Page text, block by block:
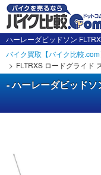
ハーレーダビッドソン
バイク買取【バイク比較.com
FLTRXS ロードグライド
- ハーレーダビッド